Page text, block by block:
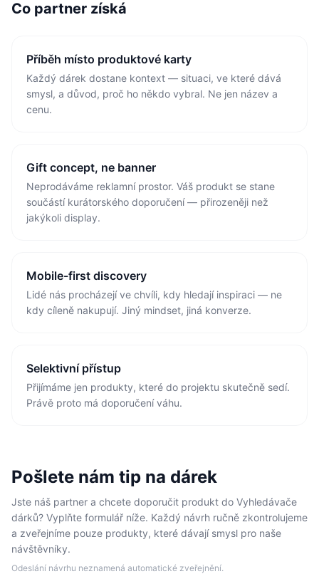
Co partner získá
Příběh místo produktové karty
Každý dárek dostane kontext — situaci, ve které dává
smysl, a důvod, proč ho někdo vybral. Ne jen název a
cenu.
Gift concept, ne banner
Neprodáváme reklamní prostor. Váš produkt se stane
součástí kurátorského doporučení — přirozeněji než
jakýkoli display.
Mobile-first discovery
Lidé nás procházejí ve chvíli, kdy hledají inspiraci — ne
kdy cíleně nakupují. Jiný mindset, jiná konverze.
Selektivní přístup
Přijímáme jen produkty, které do projektu skutečně sedí.
Právě proto má doporučení váhu.
Pošlete nám tip na dárek
Jste náš partner a chcete doporučit produkt do Vyhledávače
dárků? Vyplňte formulář níže. Každý návrh ručně zkontrolujeme
a zveřejníme pouze produkty, které dávají smysl pro naše
návštěvníky.
Odeslání návrhu neznamená automatické zveřejnění.